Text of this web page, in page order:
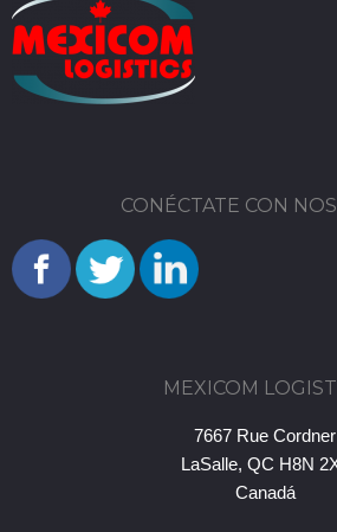
CONÉCTATE CON
MEXICOM
7667 Rue Cordner
LaSalle, QC H8N
Canadá